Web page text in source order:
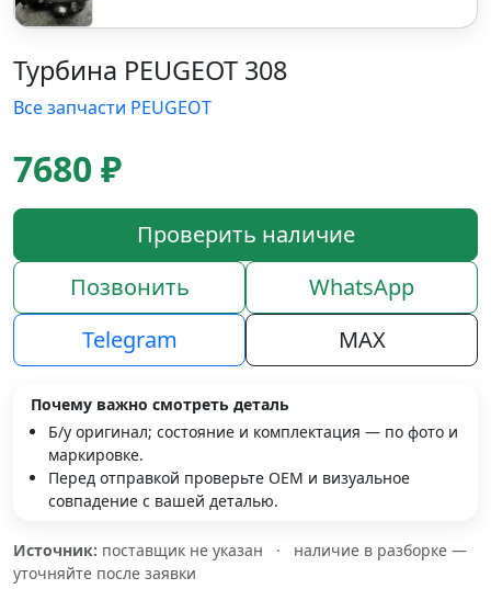
Турбина PEUGEOT 308
Все запчасти PEUGEOT
7680 ₽
Проверить наличие
Позвонить
WhatsApp
Telegram
MAX
Почему важно смотреть деталь
Б/у оригинал; состояние и комплектация — по фото и
маркировке.
Перед отправкой проверьте OEM и визуальное
совпадение с вашей деталью.
Источник: поставщик не указан ·
наличие в разборке —
уточняйте после заявки